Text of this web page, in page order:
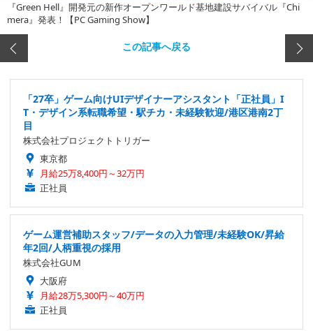
『Green Hell』開発元の新作オープンワールド基地建設サバイバル『Chi
mera』発表！【PC Gaming Show】
この記事へ戻る
「27卒」ゲーム向けUIデザイナーアシスタント「正社員」I
T・デザイン系転職希望・駅チカ・未経験歓迎/港区港南2丁
目
株式会社プロジェクトトリガー
東京都
月給25万8,400円～32万円
正社員
ゲーム運営補助スタッフ/データの入力管理/未経験OK/昇給
年2回/人柄重視の採用
株式会社GUM
大阪府
月給28万5,300円～40万円
正社員